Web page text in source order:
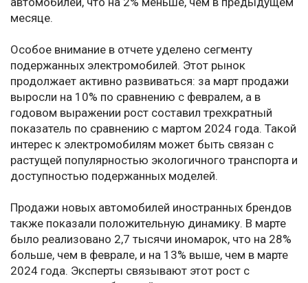
месяце.
Особое внимание в отчете уделено сегменту
подержанных электромобилей. Этот рынок
продолжает активно развиваться: за март продажи
выросли на 10% по сравнению с февралем, а в
годовом выражении рост составил трехкратный
показатель по сравнению с мартом 2024 года. Такой
интерес к электромобилям может быть связан с
растущей популярностью экологичного транспорта и
доступностью подержанных моделей.
Продажи новых автомобилей иностранных брендов
также показали положительную динамику. В марте
было реализовано 2,7 тысячи иномарок, что на 28%
больше, чем в феврале, и на 13% выше, чем в марте
2024 года. Эксперты связывают этот рост с